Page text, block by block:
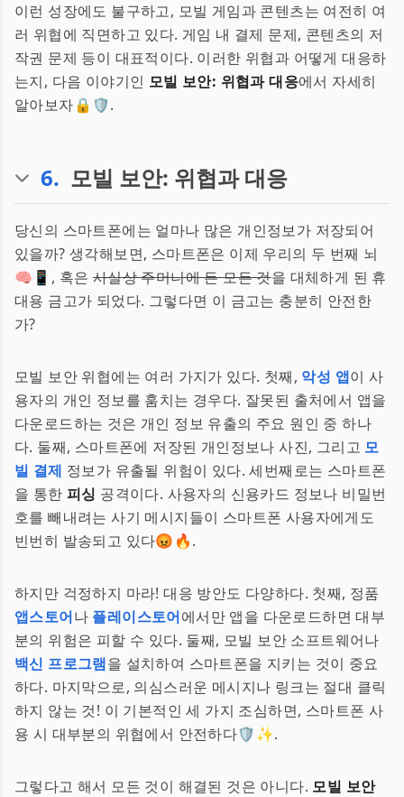
이런 성장에도 불구하고, 모빌 게임과 콘텐츠는 여전히 여
러 위협에 직면하고 있다. 게임 내 결제 문제, 콘텐츠의 저
작권 문제 등이 대표적이다. 이러한 위협과 어떻게 대응하
는지, 다음 이야기인 모빌 보안: 위협과 대응에서 자세히
알아보자🔒🛡.
6. 모빌 보안: 위협과 대응
당신의 스마트폰에는 얼마나 많은 개인정보가 저장되어
있을까? 생각해보면, 스마트폰은 이제 우리의 두 번째 뇌
🧠📱, 혹은사실상 주머니에 든 모든 것을 대체하게 된 휴
대용 금고가 되었다. 그렇다면 이 금고는 충분히 안전한
가?
모빌 보안 위협에는 여러 가지가 있다. 첫째, 악성 앱이 사
용자의 개인 정보를 훔치는 경우다. 잘못된 출처에서 앱을
다운로드하는 것은 개인 정보 유출의 주요 원인 중 하나
다. 둘째, 스마트폰에 저장된 개인정보나 사진, 그리고 모
빌 결제 정보가 유출될 위험이 있다. 세번째로는 스마트폰
을 통한 피싱 공격이다. 사용자의 신용카드 정보나 비밀번
호를 빼내려는 사기 메시지들이 스마트폰 사용자에게도
빈번히 발송되고 있다😡🔥.
하지만 걱정하지 마라! 대응 방안도 다양하다. 첫째, 정품
앱스토어나 플레이스토어에서만 앱을 다운로드하면 대부
분의 위험은 피할 수 있다. 둘째, 모빌 보안 소프트웨어나
백신 프로그램을 설치하여 스마트폰을 지키는 것이 중요
하다. 마지막으로, 의심스러운 메시지나 링크는 절대 클릭
하지 않는 것! 이 기본적인 세 가지 조심하면, 스마트폰 사
용 시 대부분의 위협에서 안전하다🛡️✨.
그렇다고 해서 모든 것이 해결된 것은 아니다. 모빌 보안